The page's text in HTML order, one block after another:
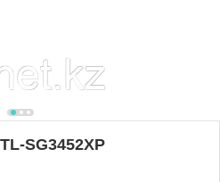
SG3452XP